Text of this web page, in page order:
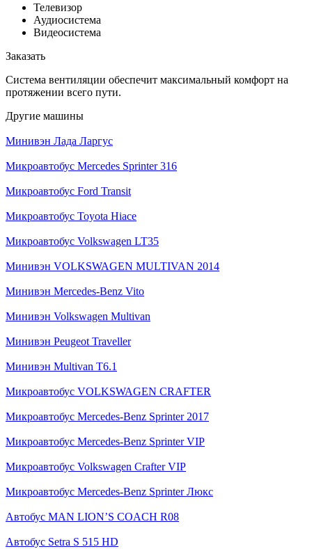
Телевизор
Аудиосистема
Видеосистема
Заказать
Система вентиляции обеспечит максимальный комфорт на
протяжении всего пути.
Другие машины
Минивэн Лада Ларгус
Микроавтобус Mercedes Sprinter 316
Микроавтобус Ford Transit
Микроавтобус Toyota Hiace
Микроавтобус Volkswagen LT35
Минивэн VOLKSWAGEN MULTIVAN 2014
Минивэн Mercedes-Benz Vito
Минивэн Volkswagen Multivan
Минивэн Peugeot Traveller
Минивэн Multivan Т6.1
Микроавтобус VOLKSWAGEN CRAFTER
Микроавтобус Mercedes-Benz Sprinter 2017
Микроавтобус Mercedes-Benz Sprinter VIP
Микроавтобус Volkswagen Crafter VIP
Микроавтобус Mercedes-Benz Sprinter Люкс
Автобус MAN LION’S COACH R08
Автобус Setra S 515 HD